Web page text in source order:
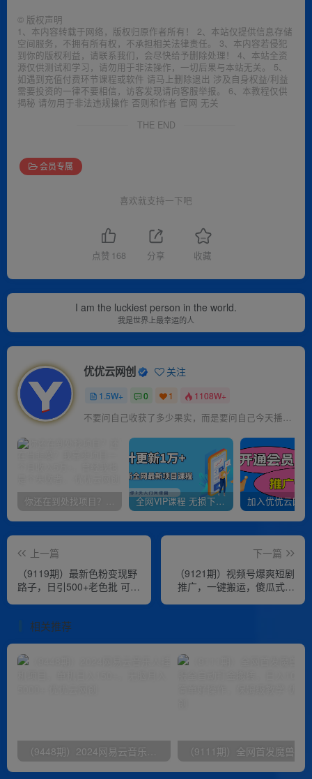
© 版权声明
1、本内容转载于网络，版权归原作者所有！ 2、本站仅提供信息存储
空间服务，不拥有所有权，不承担相关法律责任。 3、本内容若侵犯
到你的版权利益，请联系我们，会尽快给予删除处理！ 4、本站全资
源仅供测试和学习，请勿用于非法操作，一切后果与本站无关。 5、
如遇到充值付费环节课程或软件 请马上删除退出 涉及自身权益/利益
需要投资的一律不要相信，访客发现请向客服举报。 6、本教程仅供
揭秘 请勿用于非法违规操作 否则和作者 官网 无关
THE END
会员专属
喜欢就支持一下吧
点赞 168 分享 收藏
I am the luckiest person in the world.
我是世界上最幸运的人
优优云网创 关注
1.5W+ 0 1 1108W+
不要问自己收获了多少果实，而是要问自己今天播种了多少种子
你还在到处找项目？还在当韭菜？我靠卖项目一个月收入5万+，曾经我也是个失败者。 全网VIP课程 无损下载~
上一篇
（9119期）最新色粉变现野
路子，日引500+老色批 可不
下一篇
（9121期）视频号爆爽短剧
推广，一键搬运，傻瓜式操
相关推荐